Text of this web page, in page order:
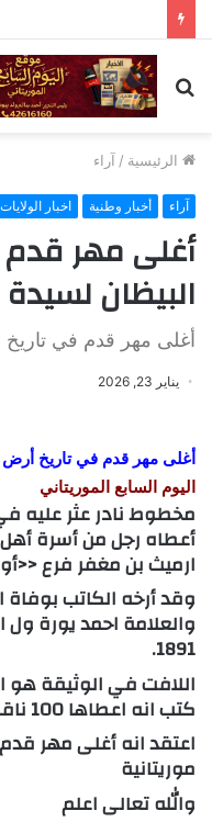
بحث
عن
الرئيسية / آراء
آراء أخبار وطنية اخبار الولايات
أغلى مهر قدم
البيظان لسيدة
أغلى مهر قدم في تاريخ
يناير 23, 2026
أغلى مهر قدم في تاريخ أرض
اليوم السابع الموريتاني
مخطوط نادر عثر عليه
أعطاه رجل من أسرة أهل
ارميث بن مغفر فرع
وقد أرخه الكاتب بوفاة
والعلامة احمد يورة ول
1891.
اللافت في الوثيقة هو
كتب انه اعطاها 100 ناقة من الأبل.
اعتقد انه أغلى مهر
موريتانية
والله تعالى اعلم